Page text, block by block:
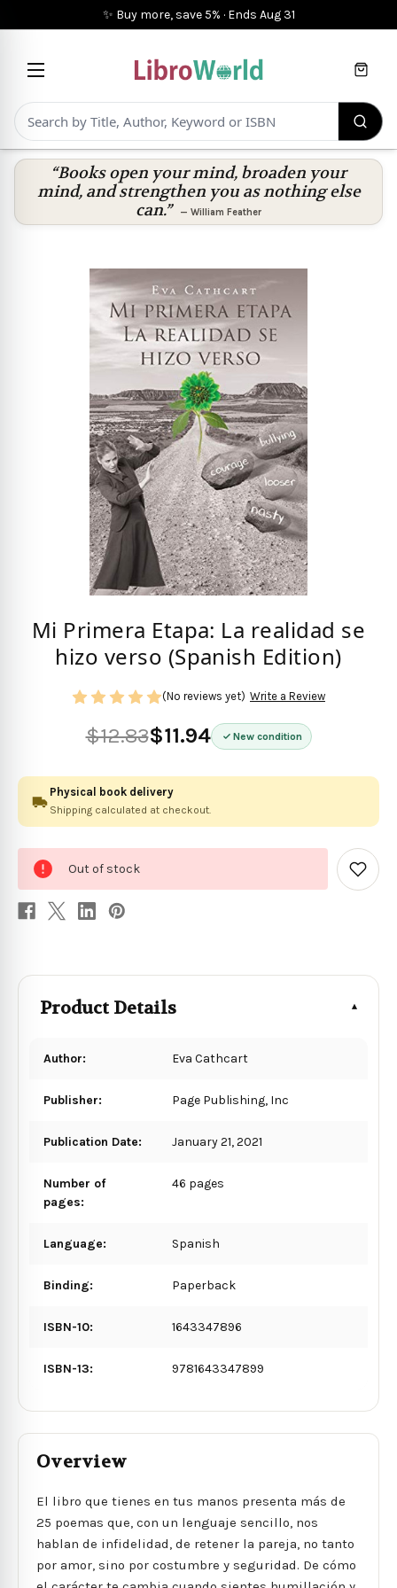
✨ Buy more, save 5% · Ends Aug 31
Cart
“Books open your mind, broaden your
mind, and strengthen you as nothing else
can.”
— William Feather
Mi Primera Etapa: La realidad se
hizo verso (Spanish Edition)
$12.83$11.94 New condition
(No reviews yet) Write a Review
Physical book delivery
Shipping calculated at checkout.
stock
Out of stock
Add
to
Product Details
Author: Eva Cathcart
Publisher: Page Publishing, Inc
Publication Date: January 21, 2021
Number of
pages:
46 pages
Language: Spanish
Binding: Paperback
ISBN-10: 1643347896
ISBN-13: 9781643347899
Overview
El libro que tienes en tus manos presenta más de
25 poemas que, con un lenguaje sencillo, nos
hablan de infidelidad, de retener la pareja, no tanto
por amor, sino por costumbre y seguridad. De cómo